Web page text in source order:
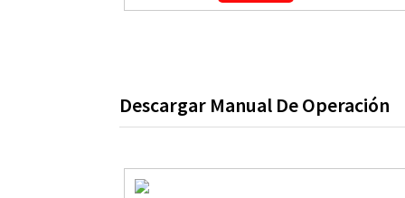
Descargar Manual De Operación